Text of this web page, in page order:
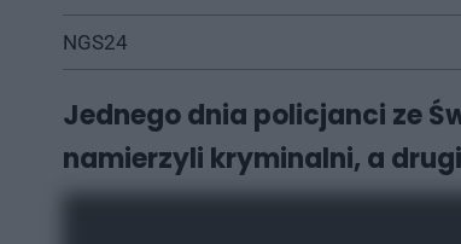
NGS24
Jednego dnia policjanci ze
namierzyli kryminalni, a